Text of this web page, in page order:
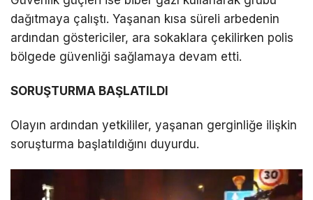
dağıtmaya çalıştı. Yaşanan kısa süreli arbedenin
ardından göstericiler, ara sokaklara çekilirken polis
bölgede güvenliği sağlamaya devam etti.
SORUŞTURMA BAŞLATILDI
Olayın ardından yetkililer, yaşanan gerginliğe ilişkin
soruşturma başlatıldığını duyurdu.